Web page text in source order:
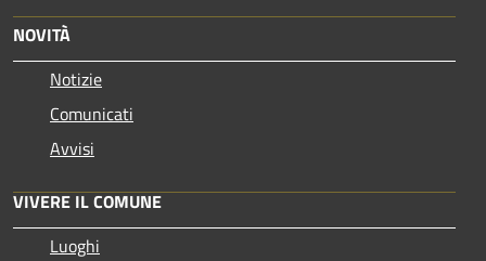
NOVITÀ
Notizie
Comunicati
Avvisi
VIVERE IL COMUNE
Luoghi